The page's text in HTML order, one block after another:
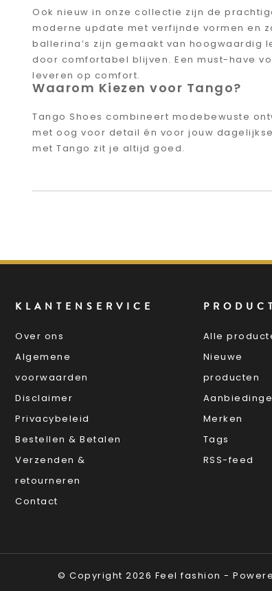
Ook nieuw in onze collectie zijn de
moderne update met verfijnde vormen en
ballerina’s zijn gemaakt van hoogwaardig
door comfortabel blijven. Een must-have
leveren op comfort.
Waarom Kiezen voor Tango?
Tango Shoes combineert modebewuste
met oog voor detail én voor jouw
met Tango zit je altijd goed.
KLANTENSERVICE
Over ons
Algemene
voorwaarden
Disclaimer
Privacybeleid
Bestellen & Betalen
Verzenden &
retourneren
Contact
Alle
Nieuwe
producten
Merken
Tags
RSS-feed
© Copyright 2026 Feel fashion -